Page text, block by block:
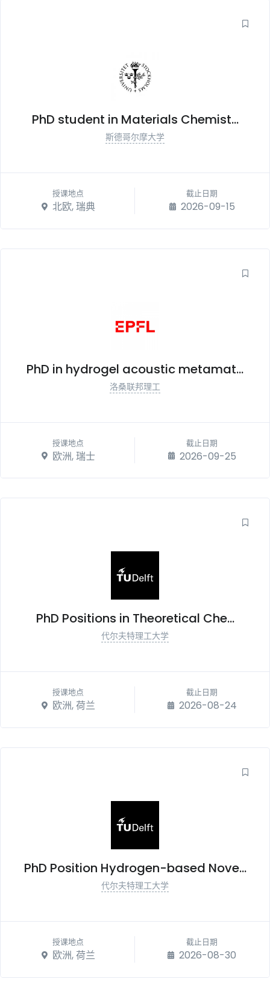
PhD student in Materials Chemist...
斯德哥尔摩大学
授课地点
北欧, 瑞典
截止日期
2026-09-15
PhD in hydrogel acoustic metamat...
洛桑联邦理工
授课地点
欧洲, 瑞士
截止日期
2026-09-25
PhD Positions in Theoretical Che...
代尔夫特理工大学
授课地点
欧洲, 荷兰
截止日期
2026-08-24
PhD Position Hydrogen-based Nove...
代尔夫特理工大学
授课地点
欧洲, 荷兰
截止日期
2026-08-30